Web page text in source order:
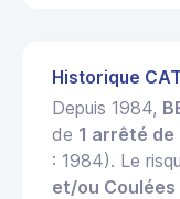
Historique
Depuis 1984,
de 1 arrêté
: 1984). Le
et/ou Coulées